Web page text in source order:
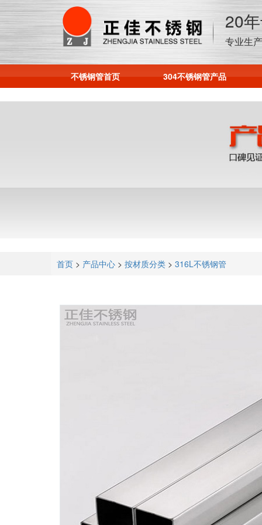
20
专业生
不锈钢管首页 304不锈钢管产品
首页 > 产品中心 > 按材质分类 > 316L不锈钢管